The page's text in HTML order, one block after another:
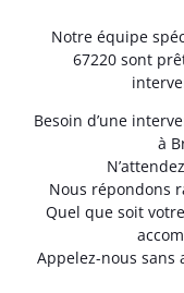
Notre équipe
67220 sont
Besoin d’une
à
Nous répondons
Quel que soit
Appelez-nous sans